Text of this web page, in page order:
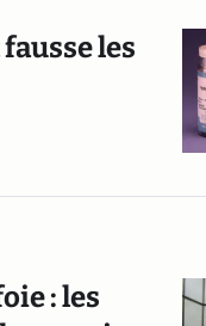
les
: les